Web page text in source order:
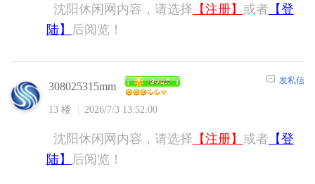
沈阳休闲网内容，请选择 【注册】 或者 【登
陆】
后阅览！
308025315mm
13 楼 2026/7/3 13:52:00
发私信
沈阳休闲网内容，请选择 【注册】 或者 【登
陆】
后阅览！